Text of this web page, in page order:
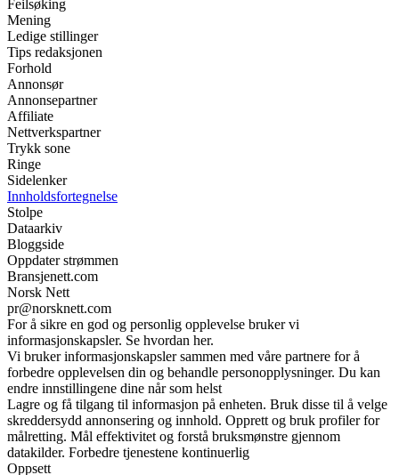
Feilsøking
Mening
Ledige stillinger
Tips redaksjonen
Forhold
Annonsør
Annonsepartner
Affiliate
Nettverkspartner
Trykk sone
Ringe
Sidelenker
Innholdsfortegnelse
Stolpe
Dataarkiv
Bloggside
Oppdater strømmen
Bransjenett.com
Norsk Nett
pr@norsknett.com
For å sikre en god og personlig opplevelse bruker vi
informasjonskapsler. Se hvordan her.
Vi bruker informasjonskapsler sammen med våre partnere for å
forbedre opplevelsen din og behandle personopplysninger. Du kan
endre innstillingene dine når som helst
Lagre og få tilgang til informasjon på enheten. Bruk disse til å velge
skreddersydd annonsering og innhold. Opprett og bruk profiler for
målretting. Mål effektivitet og forstå bruksmønstre gjennom
datakilder. Forbedre tjenestene kontinuerlig
Oppsett